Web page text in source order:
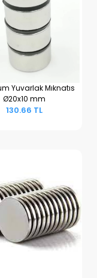
Sepete Ekle
Yuvarlak Mıknatıs
Ø20x10 mm
130.66 TL